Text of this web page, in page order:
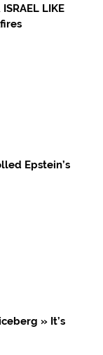
LIKE
Epstein’s
» It’s